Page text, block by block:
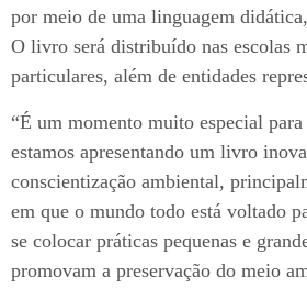
por meio de uma linguagem
O livro será distribuído nas escolas
particulares, além de entidades
“É um momento muito especial para
estamos apresentando um livro
conscientização ambiental,
em que o mundo todo está voltado
se colocar práticas pequenas e
promovam a preservação do meio